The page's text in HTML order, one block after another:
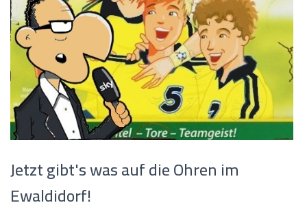
Jetzt gibt's was auf die Ohren im
Ewaldidorf!